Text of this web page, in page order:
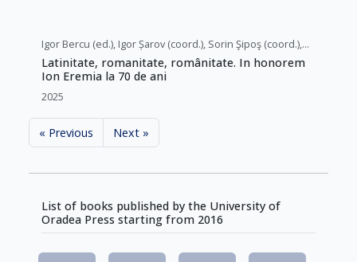
Igor Bercu (ed.), Igor Șarov (coord.), Sorin Şipoş (coord.),
Gabriel Moisa (coord.)
Latinitate, romanitate, românitate. In honorem
Ion Eremia la 70 de ani
2025
« Previous Next »
List of books published by the University of
Oradea Press starting from 2016